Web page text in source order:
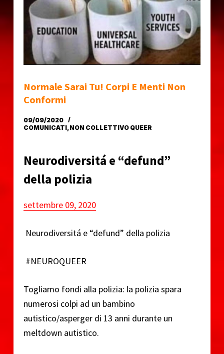
Normale Sarai Tu! Corpi E Menti Non
Conformi
09/09/2020
COMUNICATI,NON COLLETTIVO QUEER
Neurodiversitá e “defund”
della polizia
settembre 09, 2020
Neurodiversitá e “defund” della polizia
#NEUROQUEER
Togliamo fondi alla polizia: la polizia spara
numerosi colpi ad un bambino
autistico/asperger di 13 anni durante un
meltdown autistico.